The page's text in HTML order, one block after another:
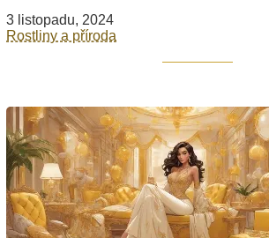
3 listopadu, 2024
Rostliny a příroda